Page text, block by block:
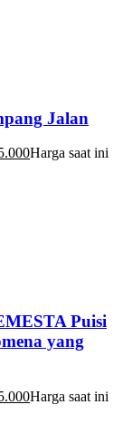
Jalan
Harga saat ini
Puisi
yang
Harga saat ini